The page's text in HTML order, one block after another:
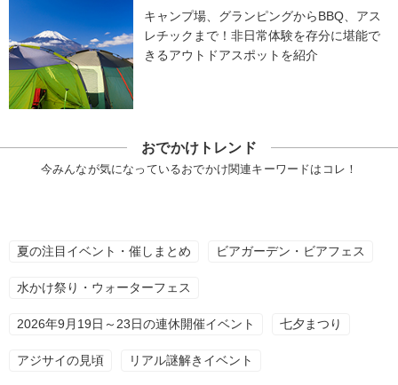
キャンプ場、グランピングからBBQ、アス
レチックまで！非日常体験を存分に堪能で
きるアウトドアスポットを紹介
おでかけトレンド
今みんなが気になっているおでかけ関連キーワードはコレ！
夏の注目イベント・催しまとめ ビアガーデン・ビアフェス
水かけ祭り・ウォーターフェス
2026年9月19日～23日の連休開催イベント 七夕まつり
アジサイの見頃 リアル謎解きイベント